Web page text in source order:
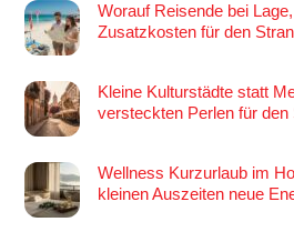
Worauf Reisende bei
Zusatzkosten für den
Kleine Kulturstädte statt
versteckten Perlen für den
Wellness Kurzurlaub im
kleinen Auszeiten neue